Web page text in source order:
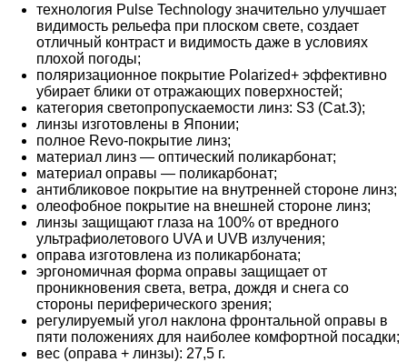
технология Pulse Technology значительно улучшает
видимость рельефа при плоском свете, создает
отличный контраст и видимость даже в условиях
плохой погоды;
поляризационное покрытие Polarized+ эффективно
убирает блики от отражающих поверхностей;
категория светопропускаемости линз: S3 (Cat.3);
линзы изготовлены в Японии;
полное Revo-покрытие линз;
материал линз — оптический поликарбонат;
материал оправы — поликарбонат;
антибликовое покрытие на внутренней стороне линз;
олеофобное покрытие на внешней стороне линз;
линзы защищают глаза на 100% от вредного
ультрафиолетового UVA и UVB излучения;
оправа изготовлена из поликарбоната;
эргономичная форма оправы защищает от
проникновения света, ветра, дождя и снега со
стороны периферического зрения;
регулируемый угол наклона фронтальной оправы в
пяти положениях для наиболее комфортной посадки;
вес (оправа + линзы): 27,5 г.